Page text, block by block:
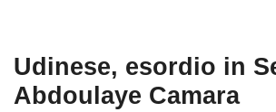
Udinese, esordio in
Abdoulaye Camara